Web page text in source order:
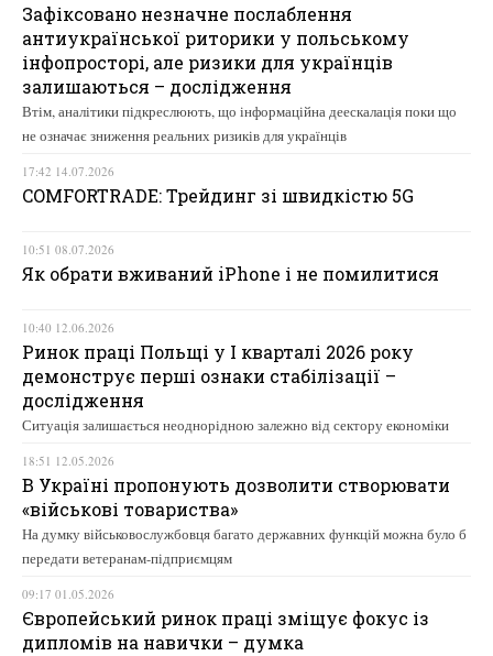
Зафіксовано незначне послаблення
антиукраїнської риторики у польському
інфопросторі, але ризики для українців
залишаються – дослідження
Втім, аналітики підкреслюють, що інформаційна деескалація поки що
не означає зниження реальних ризиків для українців
17:42 14.07.2026
COMFORTRADE: Трейдинг зі швидкістю 5G
10:51 08.07.2026
Як обрати вживаний iPhone і не помилитися
10:40 12.06.2026
Ринок праці Польщі у І кварталі 2026 року
демонструє перші ознаки стабілізації –
дослідження
Ситуація залишається неоднорідною залежно від сектору економіки
18:51 12.05.2026
В Україні пропонують дозволити створювати
«військові товариства»
На думку військовослужбовця багато державних функцій можна було б
передати ветеранам-підприємцям
09:17 01.05.2026
Європейський ринок праці зміщує фокус із
дипломів на навички – думка